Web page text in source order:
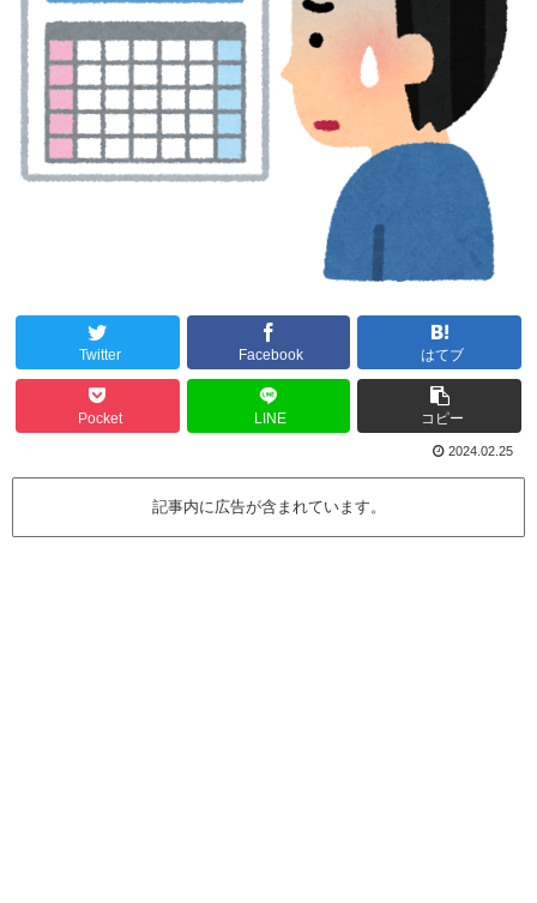
Twitter Facebook はてブ
Pocket LINE コピー
2024.02.25
記事内に広告が含まれています。